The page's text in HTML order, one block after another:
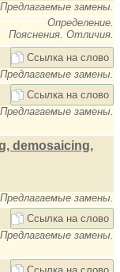
Предлагаемые замены.
Определение.
Пояснения. Отличия.
Ссылка на слово
Предлагаемые замены.
Ссылка на слово
Предлагаемые замены.
demosaicing,
Предлагаемые замены.
Ссылка на слово
Предлагаемые замены.